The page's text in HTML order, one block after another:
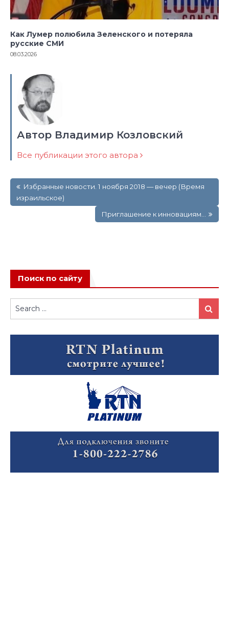
Как Лумер полюбила Зеленского и потеряла
русские СМИ
08.03.2026
Автор Владимир Козловский
Все публикации этого автора
по
записям
Избранные новости. 1 ноября 2018 — вечер (Время
израильское)
Приглашение к инновациям…
Поиск по сайту
for:
Search